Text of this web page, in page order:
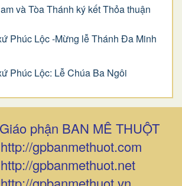
và Tòa Thánh ký kết Thỏa thuận
Phúc Lộc -Mừng lễ Thánh Đa Minh
Phúc Lộc: Lễ Chúa Ba Ngôi
Giáo phận BAN MÊ THUỘT
http://gpbanmethuot.com
http://gpbanmethuot.net